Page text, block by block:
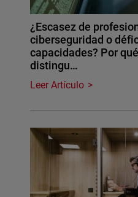
¿Escasez de
ciberseguridad o
capacidades? Por
distingu…
Leer Artículo